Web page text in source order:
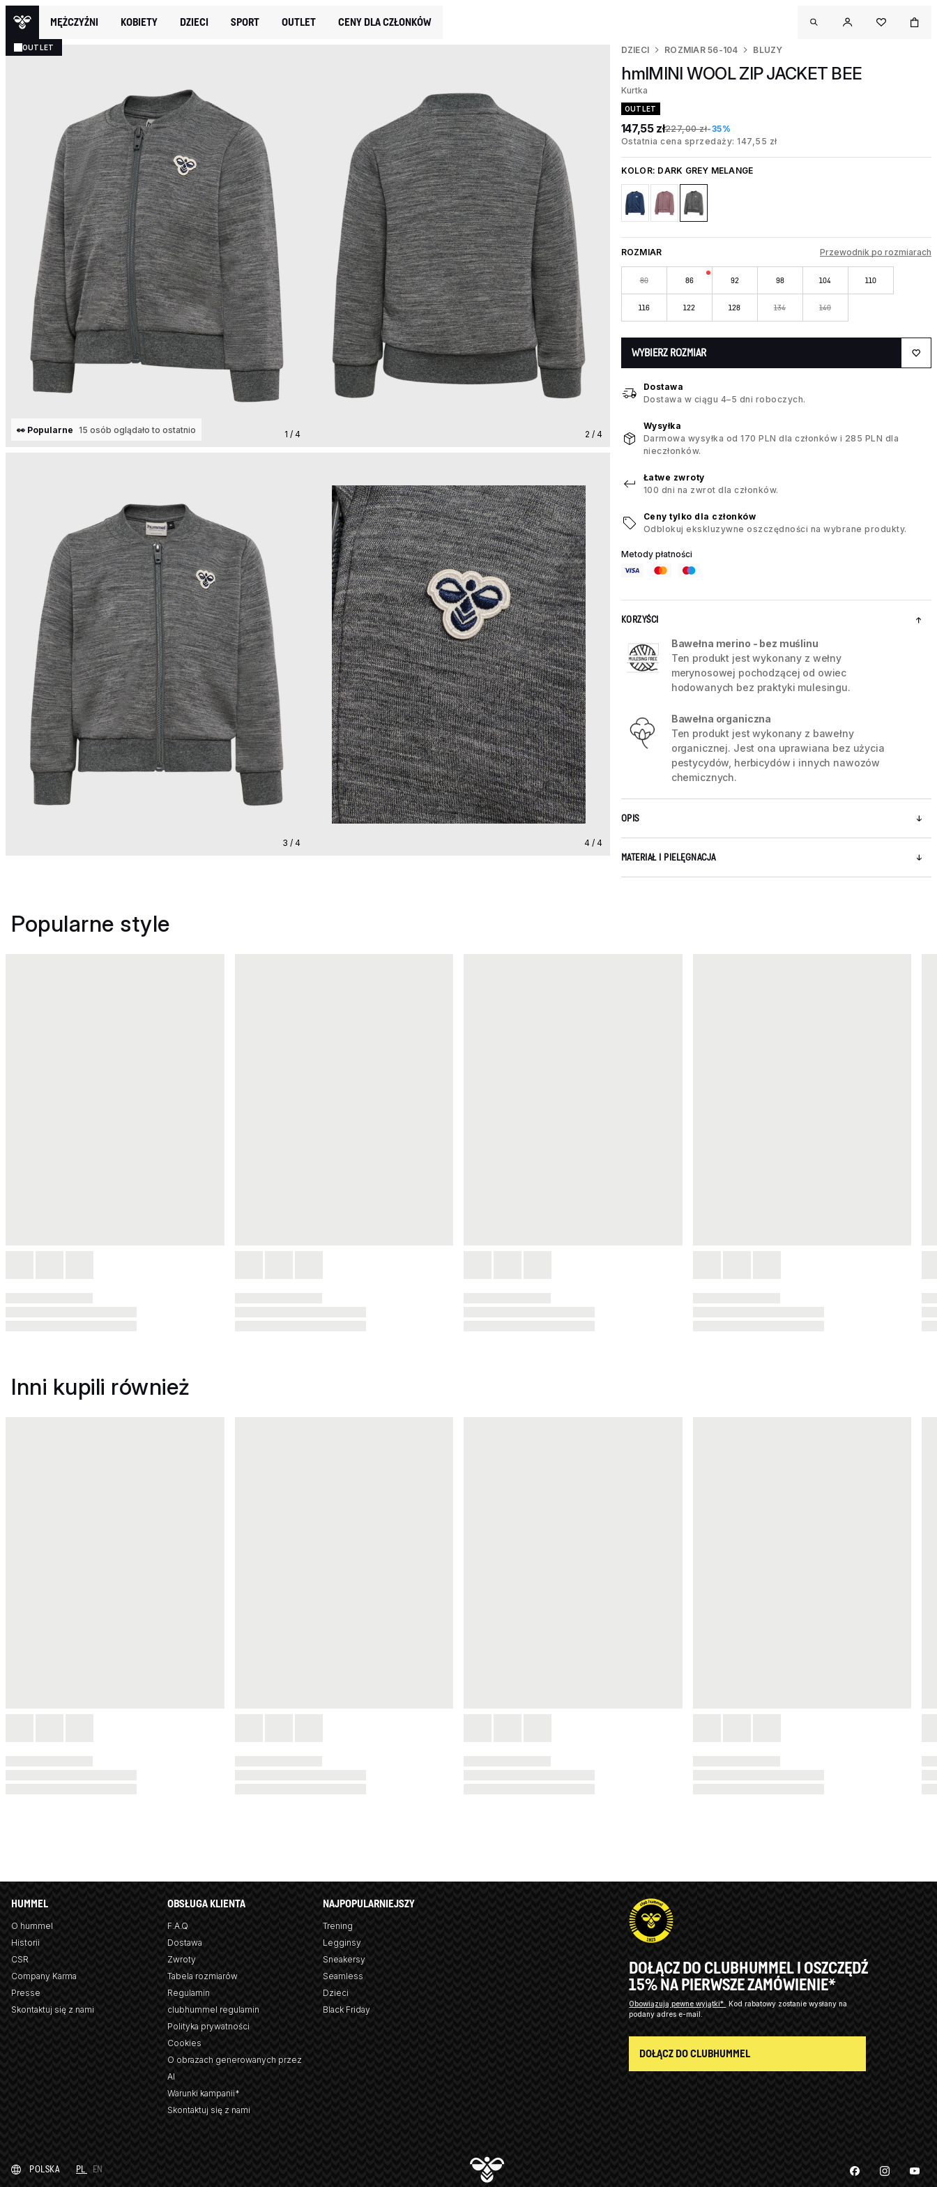
MĘŻCZYŹNI KOBIETY DZIECI SPORT OUTLET CENY DLA CZŁONKÓW
OUTLET
1 / 4
👀 Popularne 15 osób oglądało to ostatnio 2 / 4
3 / 4 4 / 4
DZIECI ROZMIAR 56-104 BLUZY
hmlMINI WOOL ZIP JACKET BEE
Kurtka
OUTLET
147,55 zł227,00 zł-35%
Ostatnia cena sprzedaży: 147,55 zł
KOLOR: DARK GREY MELANGE
ROZMIAR Przewodnik po rozmiarach
80 86 92 98 104 110
116 122 128 134 140
WYBIERZ ROZMIAR
Dostawa
Dostawa w ciągu 4–5 dni roboczych.
Wysyłka
Darmowa wysyłka od 170 PLN dla członków i 285 PLN dla
nieczłonków.
Łatwe zwroty
100 dni na zwrot dla członków.
Ceny tylko dla członków
Odblokuj ekskluzywne oszczędności na wybrane produkty.
Metody płatności
KORZYŚCI
Bawełna merino - bez muślinu
Ten produkt jest wykonany z wełny
merynosowej pochodzącej od owiec
hodowanych bez praktyki mulesingu.
Bawełna organiczna
Ten produkt jest wykonany z bawełny
organicznej. Jest ona uprawiana bez użycia
pestycydów, herbicydów i innych nawozów
chemicznych.
OPIS
MATERIAŁ I PIELĘGNACJA
Popularne style
Inni kupili również
HUMMEL
O hummel
Historii
CSR
Company Karma
Presse
Skontaktuj się z nami
OBSŁUGA KLIENTA
F.A.Q
Dostawa
Zwroty
Tabela rozmiarów
Regulamin
clubhummel regulamin
Polityka prywatności
Cookies
O obrazach generowanych przez
AI
Warunki kampanii*
Skontaktuj się z nami
NAJPOPULARNIEJSZY
Trening
Legginsy
Sneakersy
Seamless
Dzieci
Black Friday
DOŁĄCZ DO CLUBHUMMEL I OSZCZĘDŹ
15% NA PIERWSZE ZAMÓWIENIE*
Obowiązują pewne wyjątki*
Kod rabatowy zostanie wysłany na
podany adres e-mail.
DOŁĄCZ DO CLUBHUMMEL
POLSKA PL EN